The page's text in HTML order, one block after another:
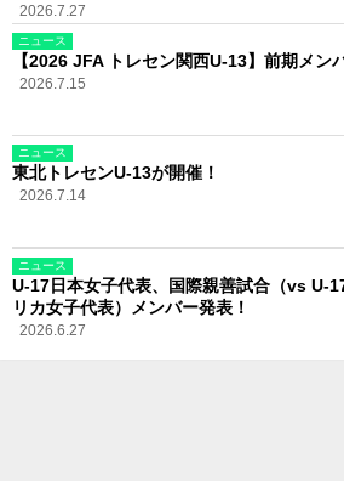
2026.7.27
ニュース
【2026 JFA トレセン関西U-13】前期メン
2026.7.15
ニュース
東北トレセンU-13が開催！
2026.7.14
ニュース
U-17日本女子代表、国際親善試合（vs U-
リカ女子代表）メンバー発表！
2026.6.27